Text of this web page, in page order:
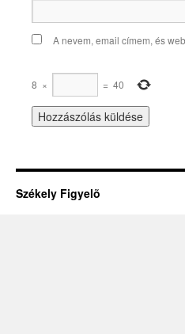
A nevem, email címem, és
8 × = 40
Székely Figyelõ